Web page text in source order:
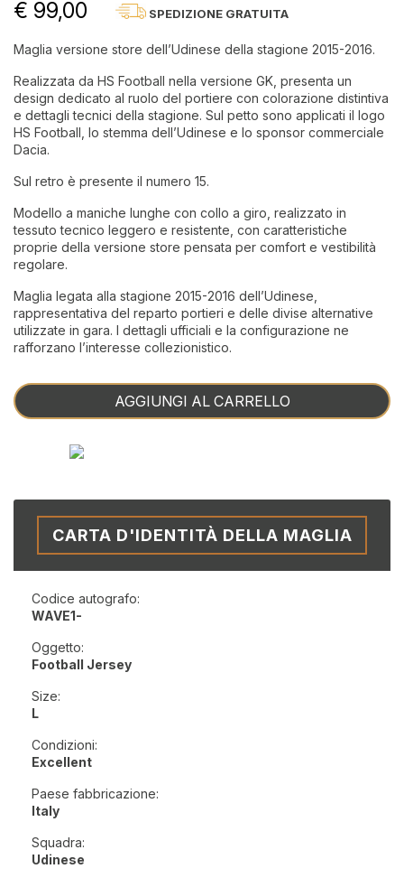
€ 99,00 SPEDIZIONE GRATUITA
Maglia versione store dell’Udinese della stagione 2015-2016.
Realizzata da HS Football nella versione GK, presenta un
design dedicato al ruolo del portiere con colorazione distintiva
e dettagli tecnici della stagione. Sul petto sono applicati il logo
HS Football, lo stemma dell’Udinese e lo sponsor commerciale
Dacia.
Sul retro è presente il numero 15.
Modello a maniche lunghe con collo a giro, realizzato in
tessuto tecnico leggero e resistente, con caratteristiche
proprie della versione store pensata per comfort e vestibilità
regolare.
Maglia legata alla stagione 2015-2016 dell’Udinese,
rappresentativa del reparto portieri e delle divise alternative
utilizzate in gara. I dettagli ufficiali e la configurazione ne
rafforzano l’interesse collezionistico.
AGGIUNGI AL CARRELLO
CARTA D'IDENTITÀ DELLA MAGLIA
Codice autografo:
WAVE1-
Oggetto:
Football Jersey
Size:
L
Condizioni:
Excellent
Paese fabbricazione:
Italy
Squadra:
Udinese